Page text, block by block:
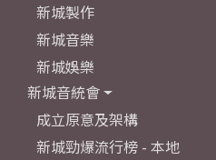
新城製作
新城音樂
新城娛樂
新城音統會
成立原意及架構
新城勁爆流行榜 - 本地